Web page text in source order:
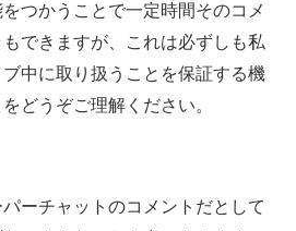
つかうことで一定時間そのコメ
できますが、これは必ずしも私
中に取り扱うことを保証する機
どうぞご理解ください。
ーチャットのコメントだとして